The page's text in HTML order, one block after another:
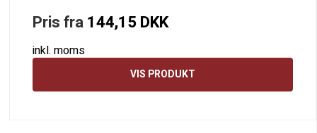
Pris fra144,15 DKK
inkl. moms
VIS PRODUKT